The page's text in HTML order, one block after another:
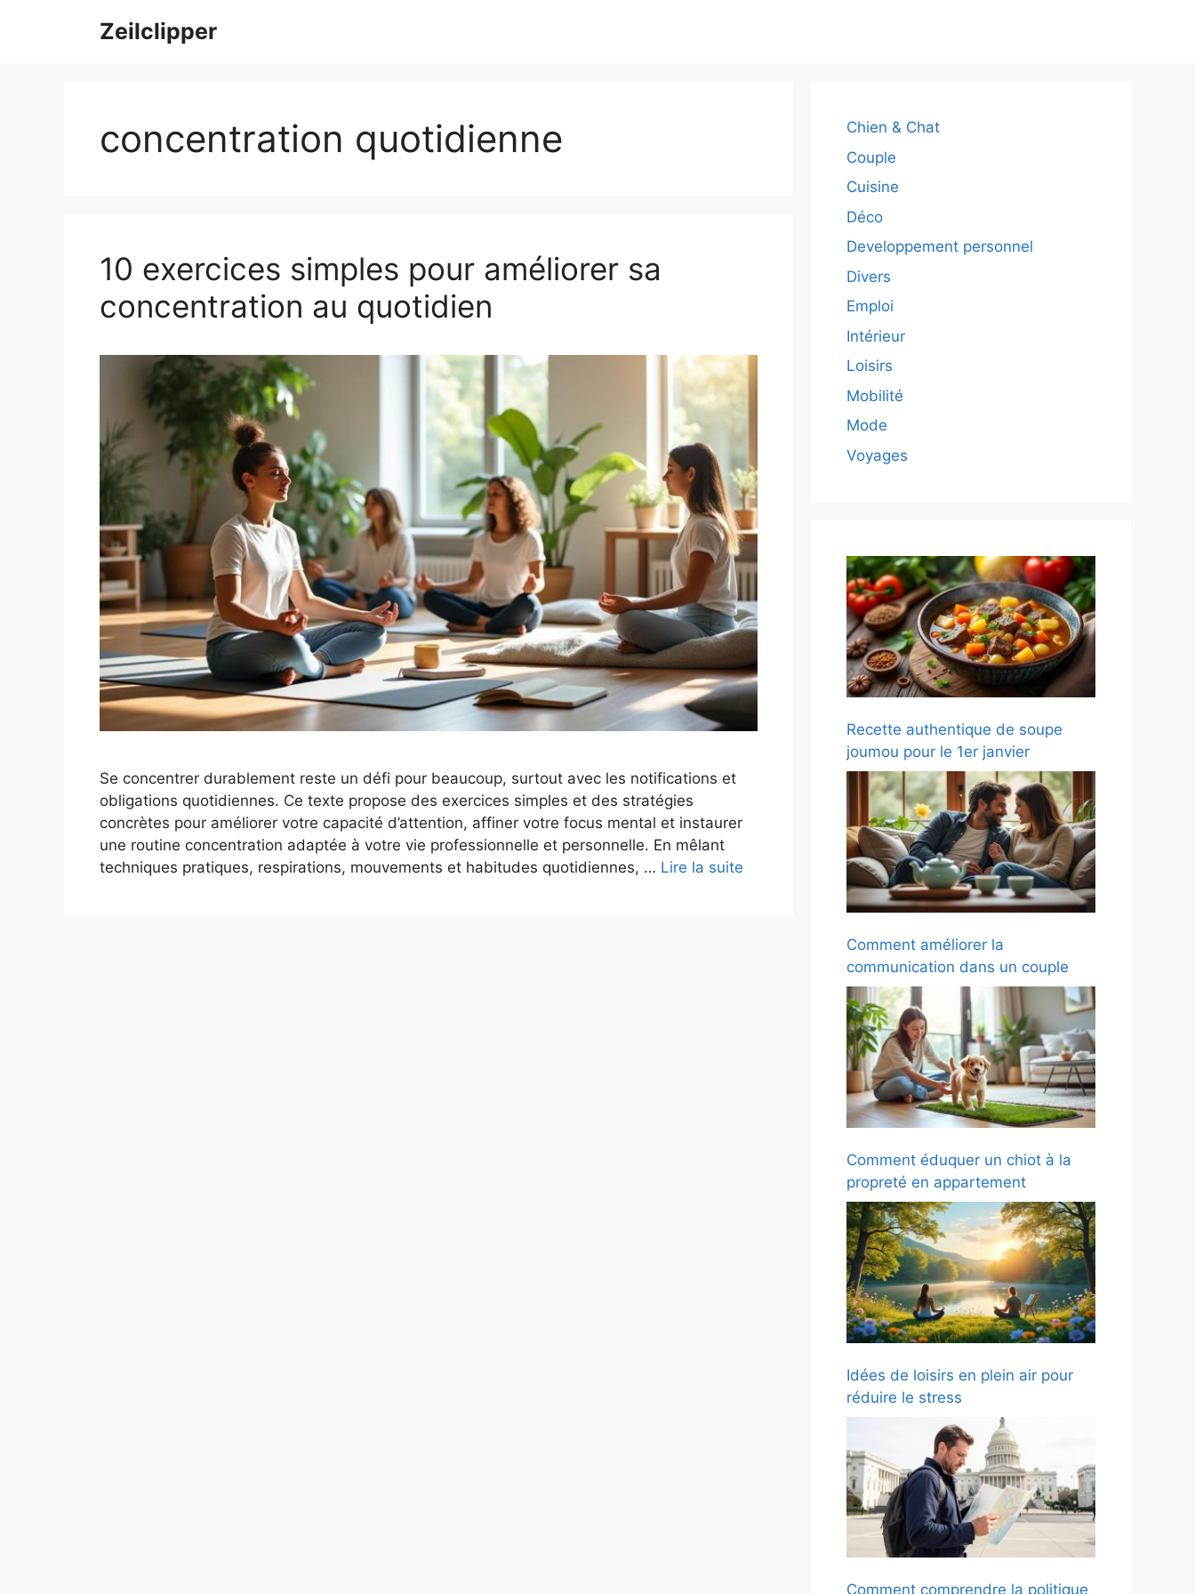
Zeilclipper
concentration quotidienne
10 exercices simples pour améliorer sa
concentration au quotidien
Se concentrer durablement reste un défi pour beaucoup, surtout avec les notifications et
obligations quotidiennes. Ce texte propose des exercices simples et des stratégies
concrètes pour améliorer votre capacité d’attention, affiner votre focus mental et instaurer
une routine concentration adaptée à votre vie professionnelle et personnelle. En mêlant
techniques pratiques, respirations, mouvements et habitudes quotidiennes, … Lire la suite
Chien & Chat
Couple
Cuisine
Déco
Developpement personnel
Divers
Emploi
Intérieur
Loisirs
Mobilité
Mode
Voyages
Recette authentique de soupe
joumou pour le 1er janvier
Comment améliorer la
communication dans un couple
Comment éduquer un chiot à la
propreté en appartement
Idées de loisirs en plein air pour
réduire le stress
Comment comprendre la politique